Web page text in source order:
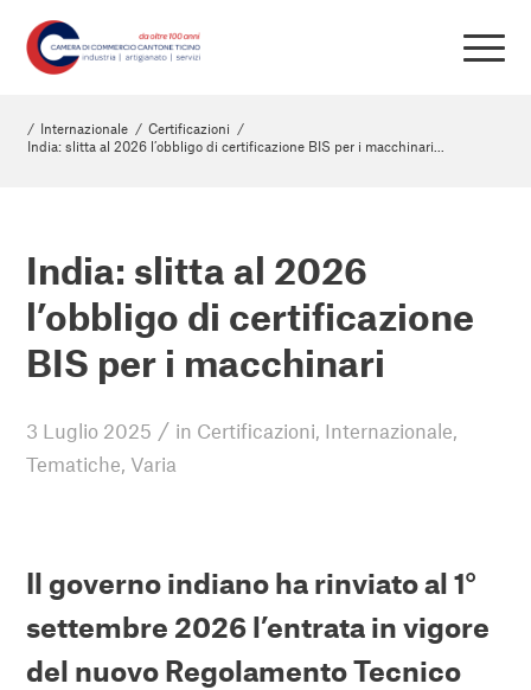
/ Internazionale / Certificazioni /
India: slitta al 2026 l’obbligo di certificazione BIS per i macchinari...
India: slitta al 2026
l’obbligo di certificazione
BIS per i macchinari
3 Luglio 2025 / in Certificazioni, Internazionale,
Tematiche, Varia
Il governo indiano ha rinviato al 1°
settembre 2026 l’entrata in vigore
del nuovo Regolamento Tecnico